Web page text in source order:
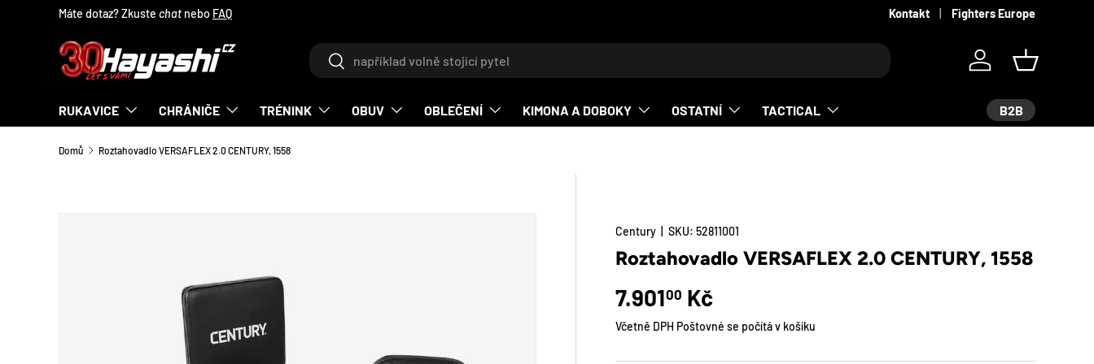
Máte dotaz? Zkuste chat nebo FAQ Kontakt Fighters Europe
HledatHledat
Log in Košík
RUKAVICE CHRÁNIČE TRÉNINK OBUV OBLEČENÍ KIMONA A DOBOKY OSTATNÍ TACTICAL B2B
Domů Roztahovadlo VERSAFLEX 2.0 CENTURY, 1558
Century SKU: 52811001
Roztahovadlo VERSAFLEX 2.0 CENTURY, 1558
Běžná cena
7.90100 Kč
Včetně DPH Poštovné se počítá v košíku